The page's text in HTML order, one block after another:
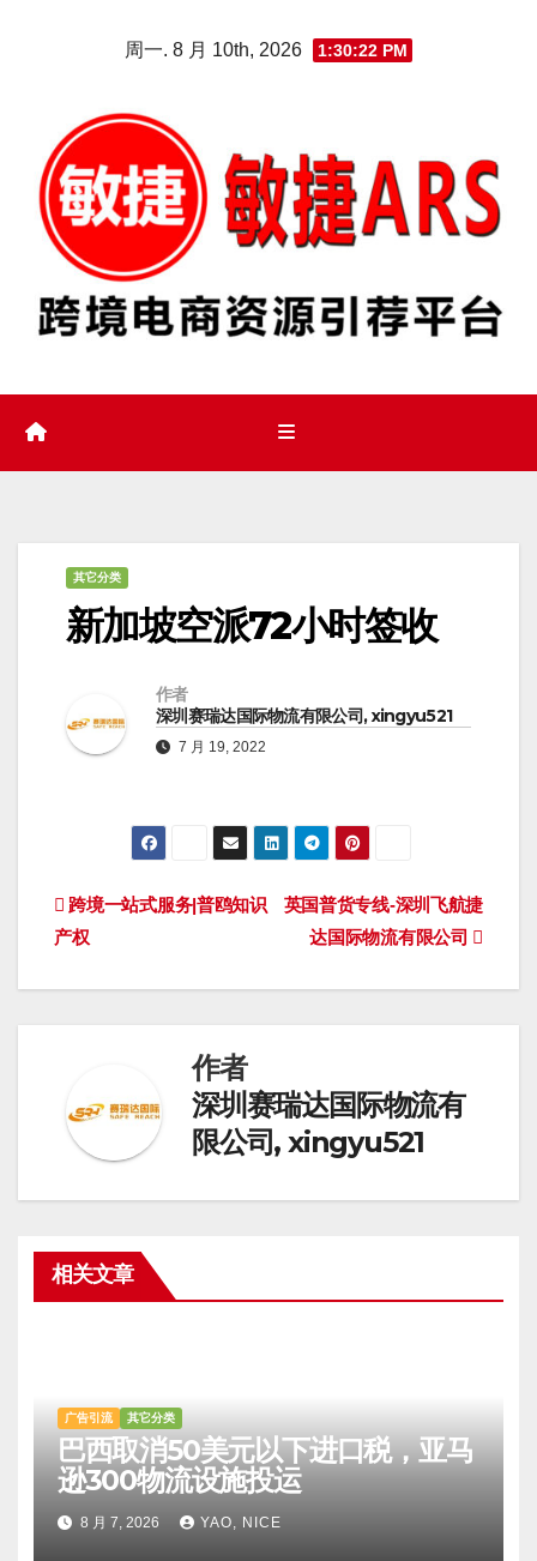
周一. 8 月 10th, 2026 1:30:23 PM
其它分类
新加坡空派72小时签收
作者
深圳赛瑞达国际物流有限公司, xingyu521
7 月 19, 2022
文
章
英国普货专线-深圳飞航捷
达国际物流有限公司
跨境一站式服务|普鸥知识
产权
作者
深圳赛瑞达国际物流有
限公司, xingyu521
相关文章
广告引流 其它分类
巴西取消50美元以下进口税，亚马
逊300物流设施投运
8 月 7, 2026 YAO, NICE